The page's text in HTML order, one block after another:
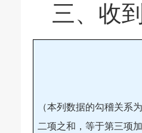
三、收
（本列数据的勾稽关系
二项之和，等于第三项